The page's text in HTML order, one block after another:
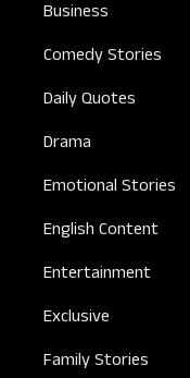
Business
Comedy Stories
Daily Quotes
Drama
Emotional Stories
English Content
Entertainment
Exclusive
Family Stories